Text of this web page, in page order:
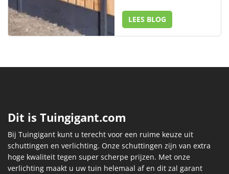
LEES BLOG
Dit is Tuingigant.com
Bij Tuingigant kunt u terecht voor een ruime keuze uit
schuttingen en verlichting. Onze schuttingen zijn van extra
hoge kwaliteit tegen super scherpe prijzen. Met onze
verlichting maakt u uw tuin helemaal af en dit zal garant